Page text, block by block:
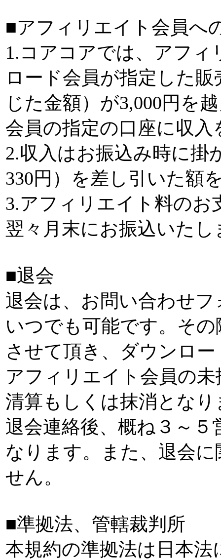
■アフィリエイト会員へ
1.コアコアでは、アフ
ロード会員が指定した
じた金額）が3,000円を
会員の指定の口座に収
2.収入はお振込み時に掛
330円）を差し引いた額
3.アフィリエイト料のお
翌々月末にお振込いたし
■退会
退会は、お問い合わせ
いつでも可能です。そ
させて頂き、ダウンロ
アフィリエイト会員の
清算もしくは抹消となり
退会連絡後、概ね３～
なります。また、退会
せん。
■準拠法、管轄裁判所
本規約の準拠法は日本